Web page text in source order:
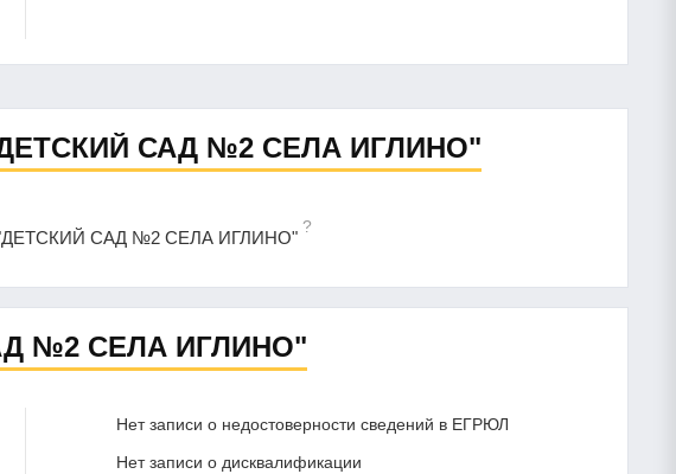
САД №2 СЕЛА ИГЛИНО"
"ДЕТСКИЙ САД №2 СЕЛА ИГЛИНО"
?
№2 СЕЛА ИГЛИНО"
Нет записи о недостоверности сведений в ЕГРЮЛ
Нет записи о дисквалификации